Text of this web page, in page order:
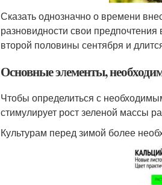
Сказать однозначно о времени
разновидности свои
второй половины сентября и
Основные элементы,
Чтобы определиться с
стимулирует рост зеленой массы
Культурам перед зимой более